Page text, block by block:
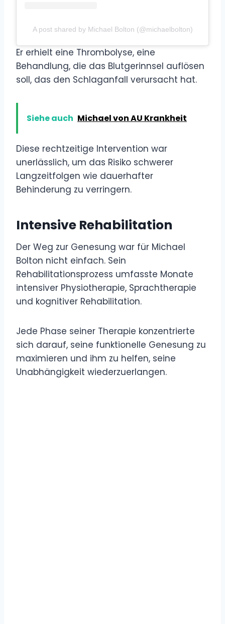
A post shared by Michael Bolton (@michaelbolton)
Er erhielt eine Thrombolyse, eine
Behandlung, die das Blutgerinnsel auflösen
soll, das den Schlaganfall verursacht hat.
Siehe auch Michael von AU Krankheit
Diese rechtzeitige Intervention war
unerlässlich, um das Risiko schwerer
Langzeitfolgen wie dauerhafter
Behinderung zu verringern.
Intensive Rehabilitation
Der Weg zur Genesung war für Michael
Bolton nicht einfach. Sein
Rehabilitationsprozess umfasste Monate
intensiver Physiotherapie, Sprachtherapie
und kognitiver Rehabilitation.
Jede Phase seiner Therapie konzentrierte
sich darauf, seine funktionelle Genesung zu
maximieren und ihm zu helfen, seine
Unabhängigkeit wiederzuerlangen.